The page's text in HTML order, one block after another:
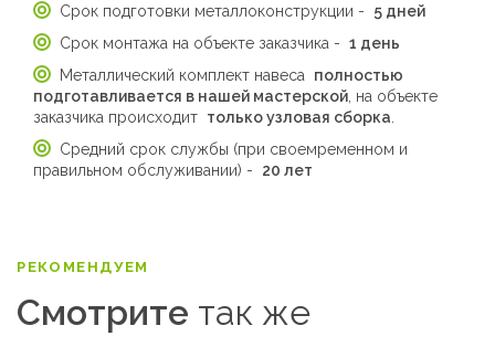
Срок подготовки металлоконструкции - 5 дней
Срок монтажа на объекте заказчика - 1 день
Металлический комплект навеса полностью
подготавливается в нашей мастерской , на объекте
заказчика происходит только узловая сборка
Средний срок службы (при своемременном и
правильном обслуживании) - 20 лет
РЕКОМЕНДУЕМ
Смотрите так же